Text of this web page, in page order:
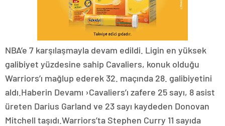
NBA’e 7 karşılaşmayla devam edildi. Ligin en yüksek
galibiyet yüzdesine sahip Cavaliers, konuk olduğu
Warriors’ı mağlup ederek 32. maçında 28. galibiyetini
aldı.Haberin Devamı ›Cavaliers’ı zafere 25 sayı, 8 asist
üreten Darius Garland ve 23 sayı kaydeden Donovan
Mitchell taşıdı.Warriors’ta Stephen Curry 11 sayıda